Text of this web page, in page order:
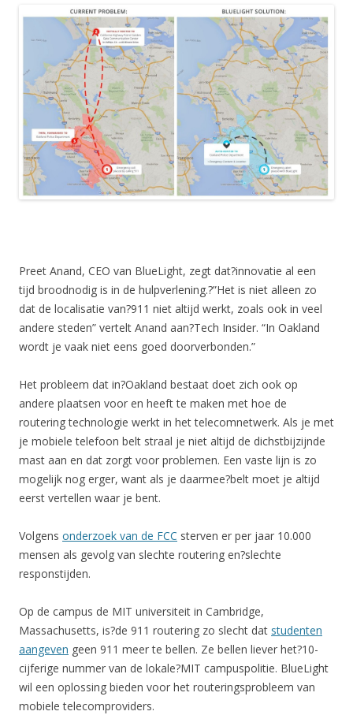
Preet Anand, CEO van BlueLight, zegt dat?innovatie al een
tijd broodnodig is in de hulpverlening.?”Het is niet alleen zo
dat de localisatie van?911 niet altijd werkt, zoals ook in veel
andere steden” vertelt Anand aan?Tech Insider. “In Oakland
wordt je vaak niet eens goed doorverbonden.”
Het probleem dat in?Oakland bestaat doet zich ook op
andere plaatsen voor en heeft te maken met hoe de
routering technologie werkt in het telecomnetwerk. Als je met
je mobiele telefoon belt straal je niet altijd de dichstbijzijnde
mast aan en dat zorgt voor problemen. Een vaste lijn is zo
mogelijk nog erger, want als je daarmee?belt moet je altijd
eerst vertellen waar je bent.
Volgens onderzoek van de FCC sterven er per jaar 10.000
mensen als gevolg van slechte routering en?slechte
responstijden.
Op de campus de MIT universiteit in Cambridge,
Massachusetts, is?de 911 routering zo slecht dat studenten
aangeven geen 911 meer te bellen. Ze bellen liever het?10-
cijferige nummer van de lokale?MIT campuspolitie. BlueLight
wil een oplossing bieden voor het routeringsprobleem van
mobiele telecomproviders.